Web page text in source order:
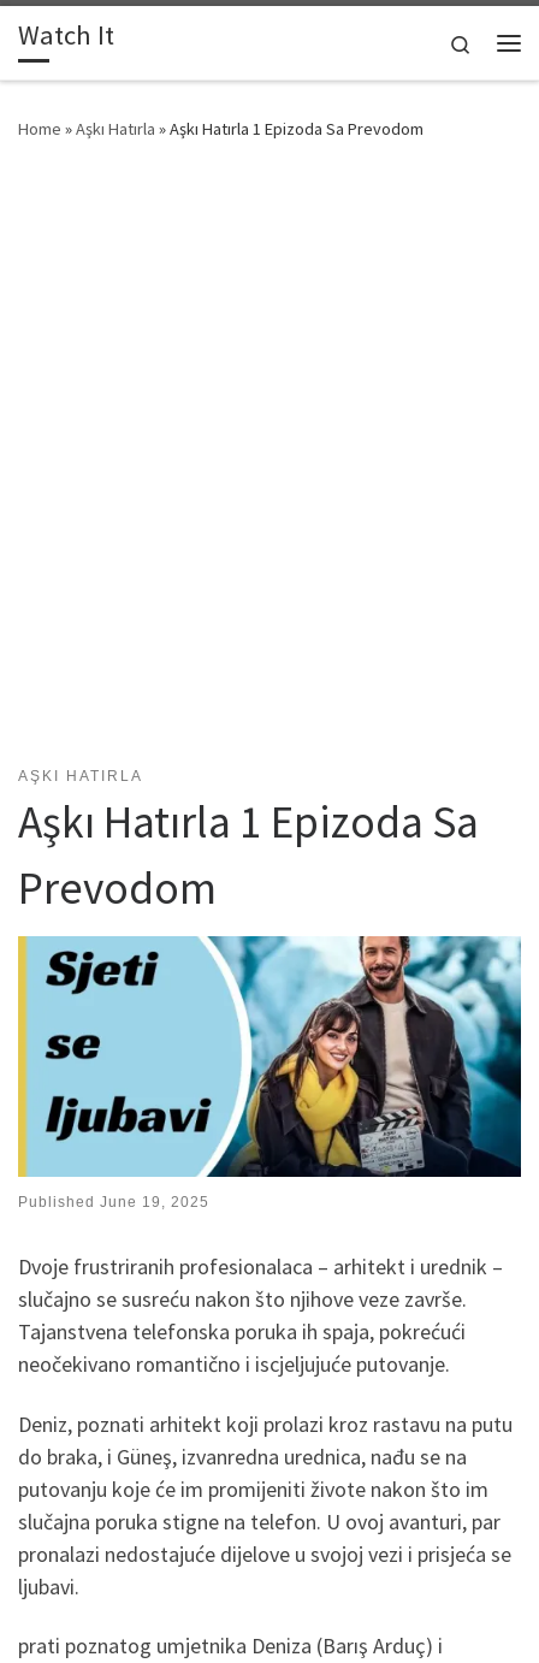
Skip to content
Watch It
Search
Home »Aşkı Hatırla »Aşkı Hatırla 1 Epizoda Sa Prevodom
AŞKI HATIRLA
Aşkı Hatırla 1 Epizoda Sa
Prevodom
Published June 19, 2025
Dvoje frustriranih profesionalaca – arhitekt i urednik –
slučajno se susreću nakon što njihove veze završe.
Tajanstvena telefonska poruka ih spaja, pokrećući
neočekivano romantično i iscjeljujuće putovanje.
Deniz, poznati arhitekt koji prolazi kroz rastavu na putu
do braka, i Güneş, izvanredna urednica, nađu se na
putovanju koje će im promijeniti živote nakon što im
slučajna poruka stigne na telefon. U ovoj avanturi, par
pronalazi nedostajuće dijelove u svojoj vezi i prisjeća se
ljubavi.
prati poznatog umjetnika Deniza (Barış Arduç) i